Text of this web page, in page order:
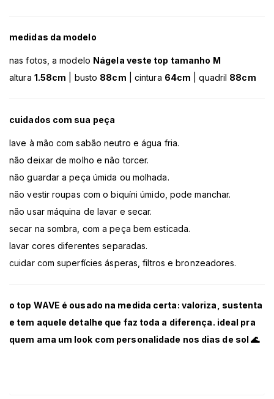
medidas da modelo
nas fotos, a modelo Nágela veste top tamanho M
altura 1.58cm | busto 88cm | cintura 64cm | quadril 88cm
cuidados com sua peça
lave à mão com sabão neutro e água fria.
não deixar de molho e não torcer.
não guardar a peça úmida ou molhada.
não vestir roupas com o biquíni úmido, pode manchar.
não usar máquina de lavar e secar.
secar na sombra, com a peça bem esticada.
lavar cores diferentes separadas.
cuidar com superfícies ásperas, filtros e bronzeadores.
o top WAVE é ousado na medida certa: valoriza, sustenta
e tem aquele detalhe que faz toda a diferença. ideal pra
quem ama um look com personalidade nos dias de sol 🌊